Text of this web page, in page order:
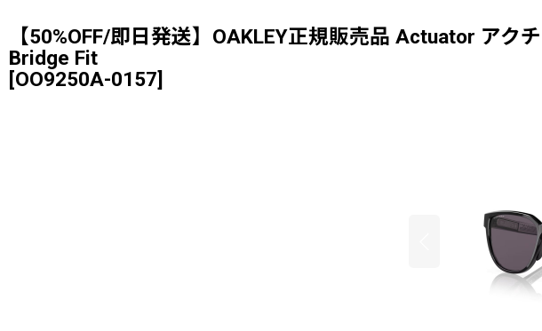
【50%OFF/即日発送】OAKLEY正規販売品 Actuator ア
Bridge Fit
[OO9250A-0157]